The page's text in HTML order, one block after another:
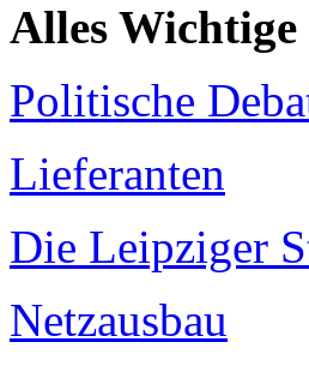
Alles
Politische
Lieferanten
Die Leipziger
Netzausbau